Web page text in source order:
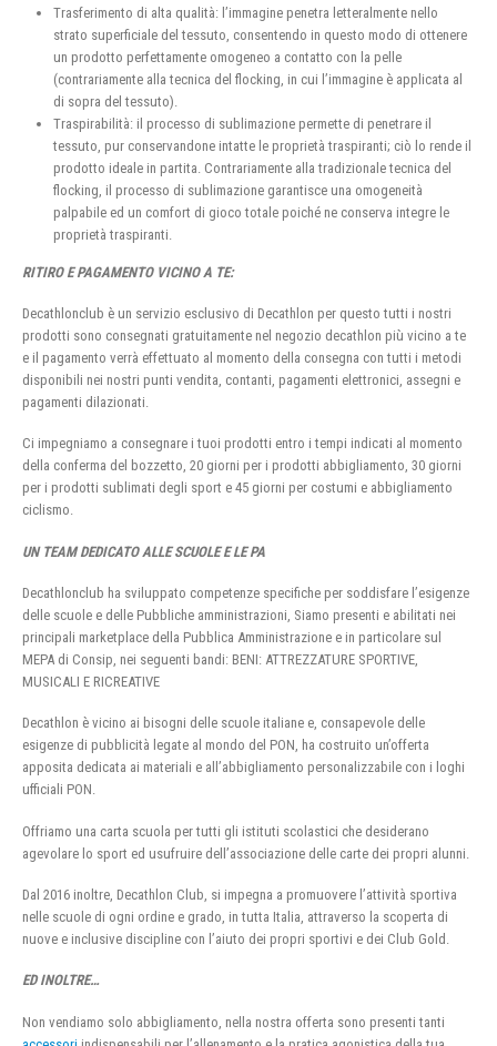
Trasferimento di alta qualità: l’immagine penetra letteralmente nello
strato superficiale del tessuto, consentendo in questo modo di ottenere
un prodotto perfettamente omogeneo a contatto con la pelle
(contrariamente alla tecnica del flocking, in cui l’immagine è applicata al
di sopra del tessuto).
Traspirabilità: il processo di sublimazione permette di penetrare il
tessuto, pur conservandone intatte le proprietà traspiranti; ciò lo rende il
prodotto ideale in partita. Contrariamente alla tradizionale tecnica del
flocking, il processo di sublimazione garantisce una omogeneità
palpabile ed un comfort di gioco totale poiché ne conserva integre le
proprietà traspiranti.
RITIRO E PAGAMENTO VICINO A TE:
Decathlonclub è un servizio esclusivo di Decathlon per questo tutti i nostri
prodotti sono consegnati gratuitamente nel negozio decathlon più vicino a te
e il pagamento verrà effettuato al momento della consegna con tutti i metodi
disponibili nei nostri punti vendita, contanti, pagamenti elettronici, assegni e
pagamenti dilazionati.
Ci impegniamo a consegnare i tuoi prodotti entro i tempi indicati al momento
della conferma del bozzetto, 20 giorni per i prodotti abbigliamento, 30 giorni
per i prodotti sublimati degli sport e 45 giorni per costumi e abbigliamento
ciclismo.
UN TEAM DEDICATO ALLE SCUOLE E LE PA
Decathlonclub ha sviluppato competenze specifiche per soddisfare l’esigenze
delle scuole e delle Pubbliche amministrazioni, Siamo presenti e abilitati nei
principali marketplace della Pubblica Amministrazione e in particolare sul
MEPA di Consip, nei seguenti bandi: BENI: ATTREZZATURE SPORTIVE,
MUSICALI E RICREATIVE
Decathlon è vicino ai bisogni delle scuole italiane e, consapevole delle
esigenze di pubblicità legate al mondo del PON, ha costruito un’offerta
apposita dedicata ai materiali e all’abbigliamento personalizzabile con i loghi
ufficiali PON.
Offriamo una carta scuola per tutti gli istituti scolastici che desiderano
agevolare lo sport ed usufruire dell’associazione delle carte dei propri alunni.
Dal 2016 inoltre, Decathlon Club, si impegna a promuovere l’attività sportiva
nelle scuole di ogni ordine e grado, in tutta Italia, attraverso la scoperta di
nuove e inclusive discipline con l’aiuto dei propri sportivi e dei Club Gold.
ED INOLTRE…
Non vendiamo solo abbigliamento, nella nostra offerta sono presenti tanti